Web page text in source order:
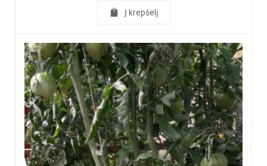
Į krepšelį